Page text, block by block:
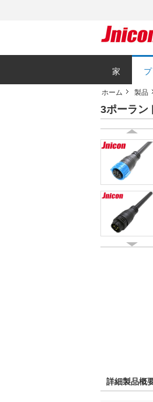
家
ホーム 製品
3ポーラン
詳細製品概